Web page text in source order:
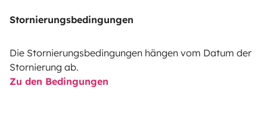
Stornierungsbedingungen
Die Stornierungsbedingungen hängen vom Datum der
Stornierung ab.
Zu den Bedingungen